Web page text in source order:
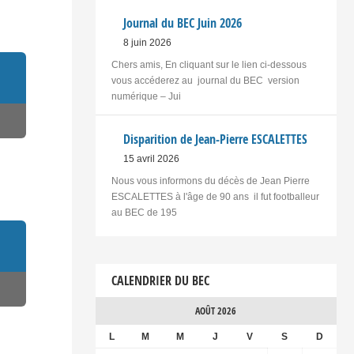
Journal du BEC Juin 2026
8 juin 2026
Chers amis, En cliquant sur le lien ci-dessous
vous accéderez au journal du BEC version
numérique – Jui
Disparition de Jean-Pierre ESCALETTES
15 avril 2026
Nous vous informons du décès de Jean Pierre
ESCALETTES à l'âge de 90 ans il fut footballeur
au BEC de 195
CALENDRIER DU BEC
AOÛT 2026
L M M J V S D